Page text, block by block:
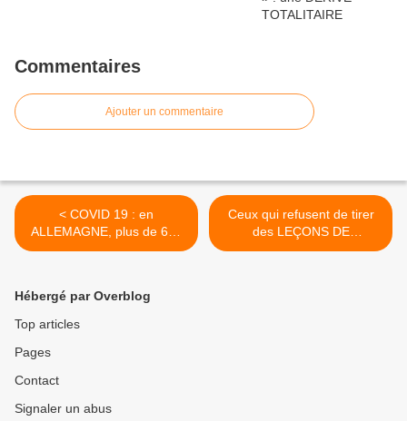
Commentaires
Ajouter un commentaire
< COVID 19 : en
ALLEMAGNE, plus de 600
000 personnes
un abattoir
Ceux qui refusent de tirer
des LEÇONS DE
L’HISTOIRE seront
Hébergé par Overblog
Top articles
Pages
Contact
Signaler un abus